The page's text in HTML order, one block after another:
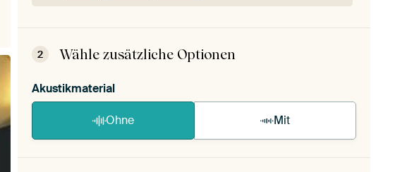
Dein ArtFrame ist im Handumdrehen aufgebaut.
2 Wähle zusätzliche Optionen
Akustikmaterial
Ohne Mit